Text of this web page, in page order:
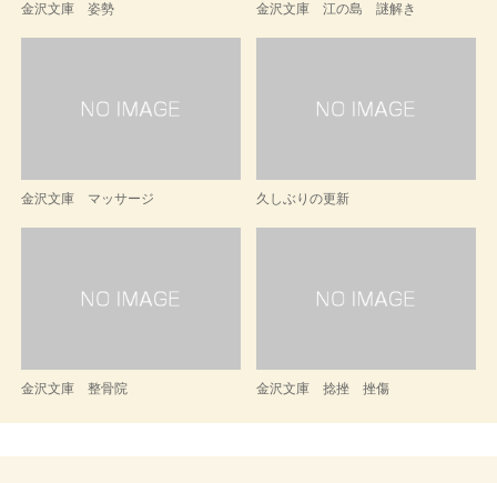
金沢文庫 姿勢 金沢文庫 江の島 謎解き
金沢文庫 マッサージ 久しぶりの更新
金沢文庫 整骨院 金沢文庫 捻挫 挫傷